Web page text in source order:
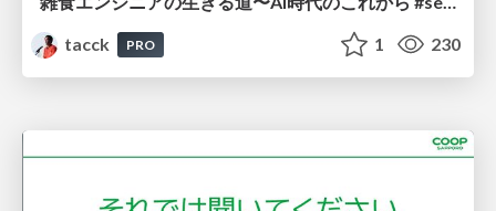
tacck
PRO 1 230